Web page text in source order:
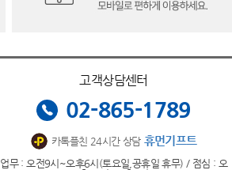
고객상담센터
02-865-1789
카톡플친 24시간 상담 휴먼기프트
업무 : 오전9시~오후6시(토요일,공휴일 휴무) / 점심 : 오